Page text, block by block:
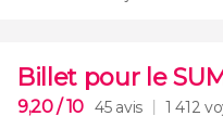
Billet pour le
9,20/ 10 45 avis 1 412